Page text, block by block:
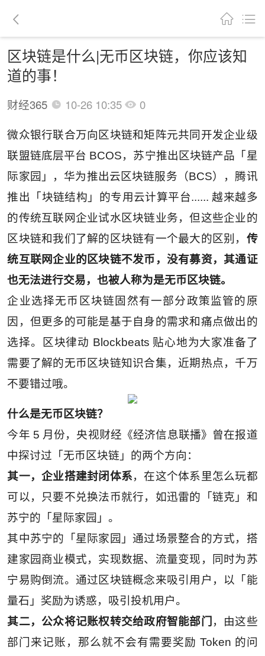
区块链是什么|无币区块链，你应该知
道的事！
财经365 10-26 10:35 0
微众银行联合万向区块链和矩阵元共同开发企业级
联盟链底层平台 BCOS，苏宁推出区块链产品「星
际家园」，华为推出云区块链服务（BCS），腾讯
推出「块链结构」的专用云计算平台...... 越来越多
的传统互联网企业试水区块链业务，但这些企业的
区块链和我们了解的区块链有一个最大的区别， 传
统互联网企业的区块链不发币，没有募资，其通证
也无法进行交易，也被人称为是无币区块链。
企业选择无币区块链固然有一部分政策监管的原
因，但更多的可能是基于自身的需求和痛点做出的
选择。区块律动 Blockbeats 贴心地为大家准备了
需要了解的无币区块链知识合集，近期热点，千万
不要错过哦。
什么是无币区块链？
今年 5 月份，央视财经《经济信息联播》曾在报道
中探讨过「无币区块链」的两个方向：
其一，企业搭建封闭体系，在这个体系里怎么玩都
可以，只要不兑换法币就行，如迅雷的「链克」和
苏宁的「星际家园」。
其中苏宁的「星际家园」通过场景整合的方式，搭
建家园商业模式，实现数据、流量变现，同时为苏
宁易购倒流。通过区块链概念来吸引用户，以「能
量石」奖励为诱惑，吸引投机用户。
其二，公众将记账权转交给政府智能部门 ，由这些
部门来记账，那么就不会有需要奖励 Token 的问